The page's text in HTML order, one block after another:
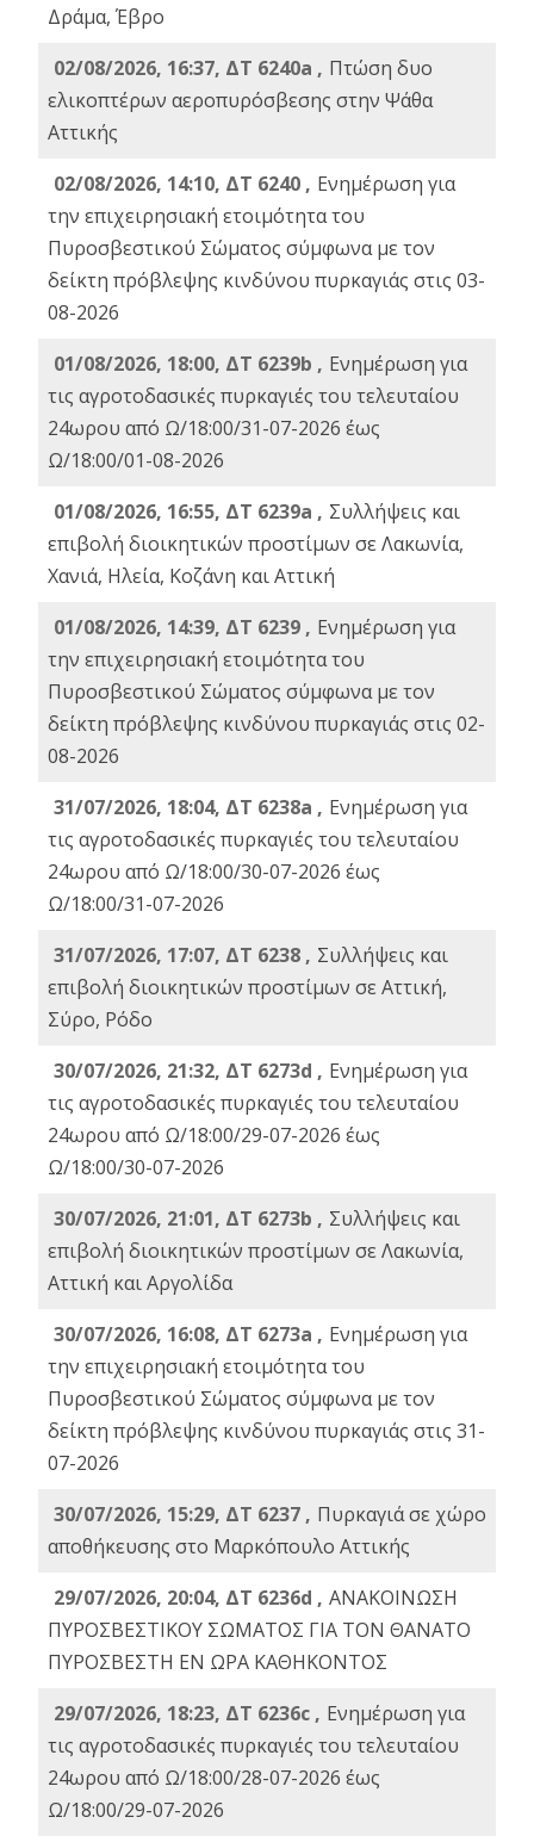
Δράμα, Έβρο
02/08/2026, 16:37, ΔΤ 6240a , Πτώση δυο
ελικοπτέρων αεροπυρόσβεσης στην Ψάθα
Αττικής
02/08/2026, 14:10, ΔΤ 6240 , Ενημέρωση για
την επιχειρησιακή ετοιμότητα του
Πυροσβεστικού Σώματος σύμφωνα με τον
δείκτη πρόβλεψης κινδύνου πυρκαγιάς στις 03-
08-2026
01/08/2026, 18:00, ΔΤ 6239b , Ενημέρωση για
τις αγροτοδασικές πυρκαγιές του τελευταίου
24ωρου από Ω/18:00/31-07-2026 έως
Ω/18:00/01-08-2026
01/08/2026, 16:55, ΔΤ 6239a , Συλλήψεις και
επιβολή διοικητικών προστίμων σε Λακωνία,
Χανιά, Ηλεία, Κοζάνη και Αττική
01/08/2026, 14:39, ΔΤ 6239 , Ενημέρωση για
την επιχειρησιακή ετοιμότητα του
Πυροσβεστικού Σώματος σύμφωνα με τον
δείκτη πρόβλεψης κινδύνου πυρκαγιάς στις 02-
08-2026
31/07/2026, 18:04, ΔΤ 6238a , Ενημέρωση για
τις αγροτοδασικές πυρκαγιές του τελευταίου
24ωρου από Ω/18:00/30-07-2026 έως
Ω/18:00/31-07-2026
31/07/2026, 17:07, ΔΤ 6238 , Συλλήψεις και
επιβολή διοικητικών προστίμων σε Αττική,
Σύρο, Ρόδο
30/07/2026, 21:32, ΔΤ 6273d , Ενημέρωση για
τις αγροτοδασικές πυρκαγιές του τελευταίου
24ωρου από Ω/18:00/29-07-2026 έως
Ω/18:00/30-07-2026
30/07/2026, 21:01, ΔΤ 6273b , Συλλήψεις και
επιβολή διοικητικών προστίμων σε Λακωνία,
Αττική και Αργολίδα
30/07/2026, 16:08, ΔΤ 6273a , Ενημέρωση για
την επιχειρησιακή ετοιμότητα του
Πυροσβεστικού Σώματος σύμφωνα με τον
δείκτη πρόβλεψης κινδύνου πυρκαγιάς στις 31-
07-2026
30/07/2026, 15:29, ΔΤ 6237 , Πυρκαγιά σε χώρο
αποθήκευσης στο Μαρκόπουλο Αττικής
29/07/2026, 20:04, ΔΤ 6236d , ΑΝΑΚΟΙΝΩΣΗ
ΠΥΡΟΣΒΕΣΤΙΚΟΥ ΣΩΜΑΤΟΣ ΓΙΑ ΤΟΝ ΘΑΝΑΤΟ
ΠΥΡΟΣΒΕΣΤΗ ΕΝ ΩΡΑ ΚΑΘΗΚΟΝΤΟΣ
29/07/2026, 18:23, ΔΤ 6236c , Ενημέρωση για
τις αγροτοδασικές πυρκαγιές του τελευταίου
24ωρου από Ω/18:00/28-07-2026 έως
Ω/18:00/29-07-2026